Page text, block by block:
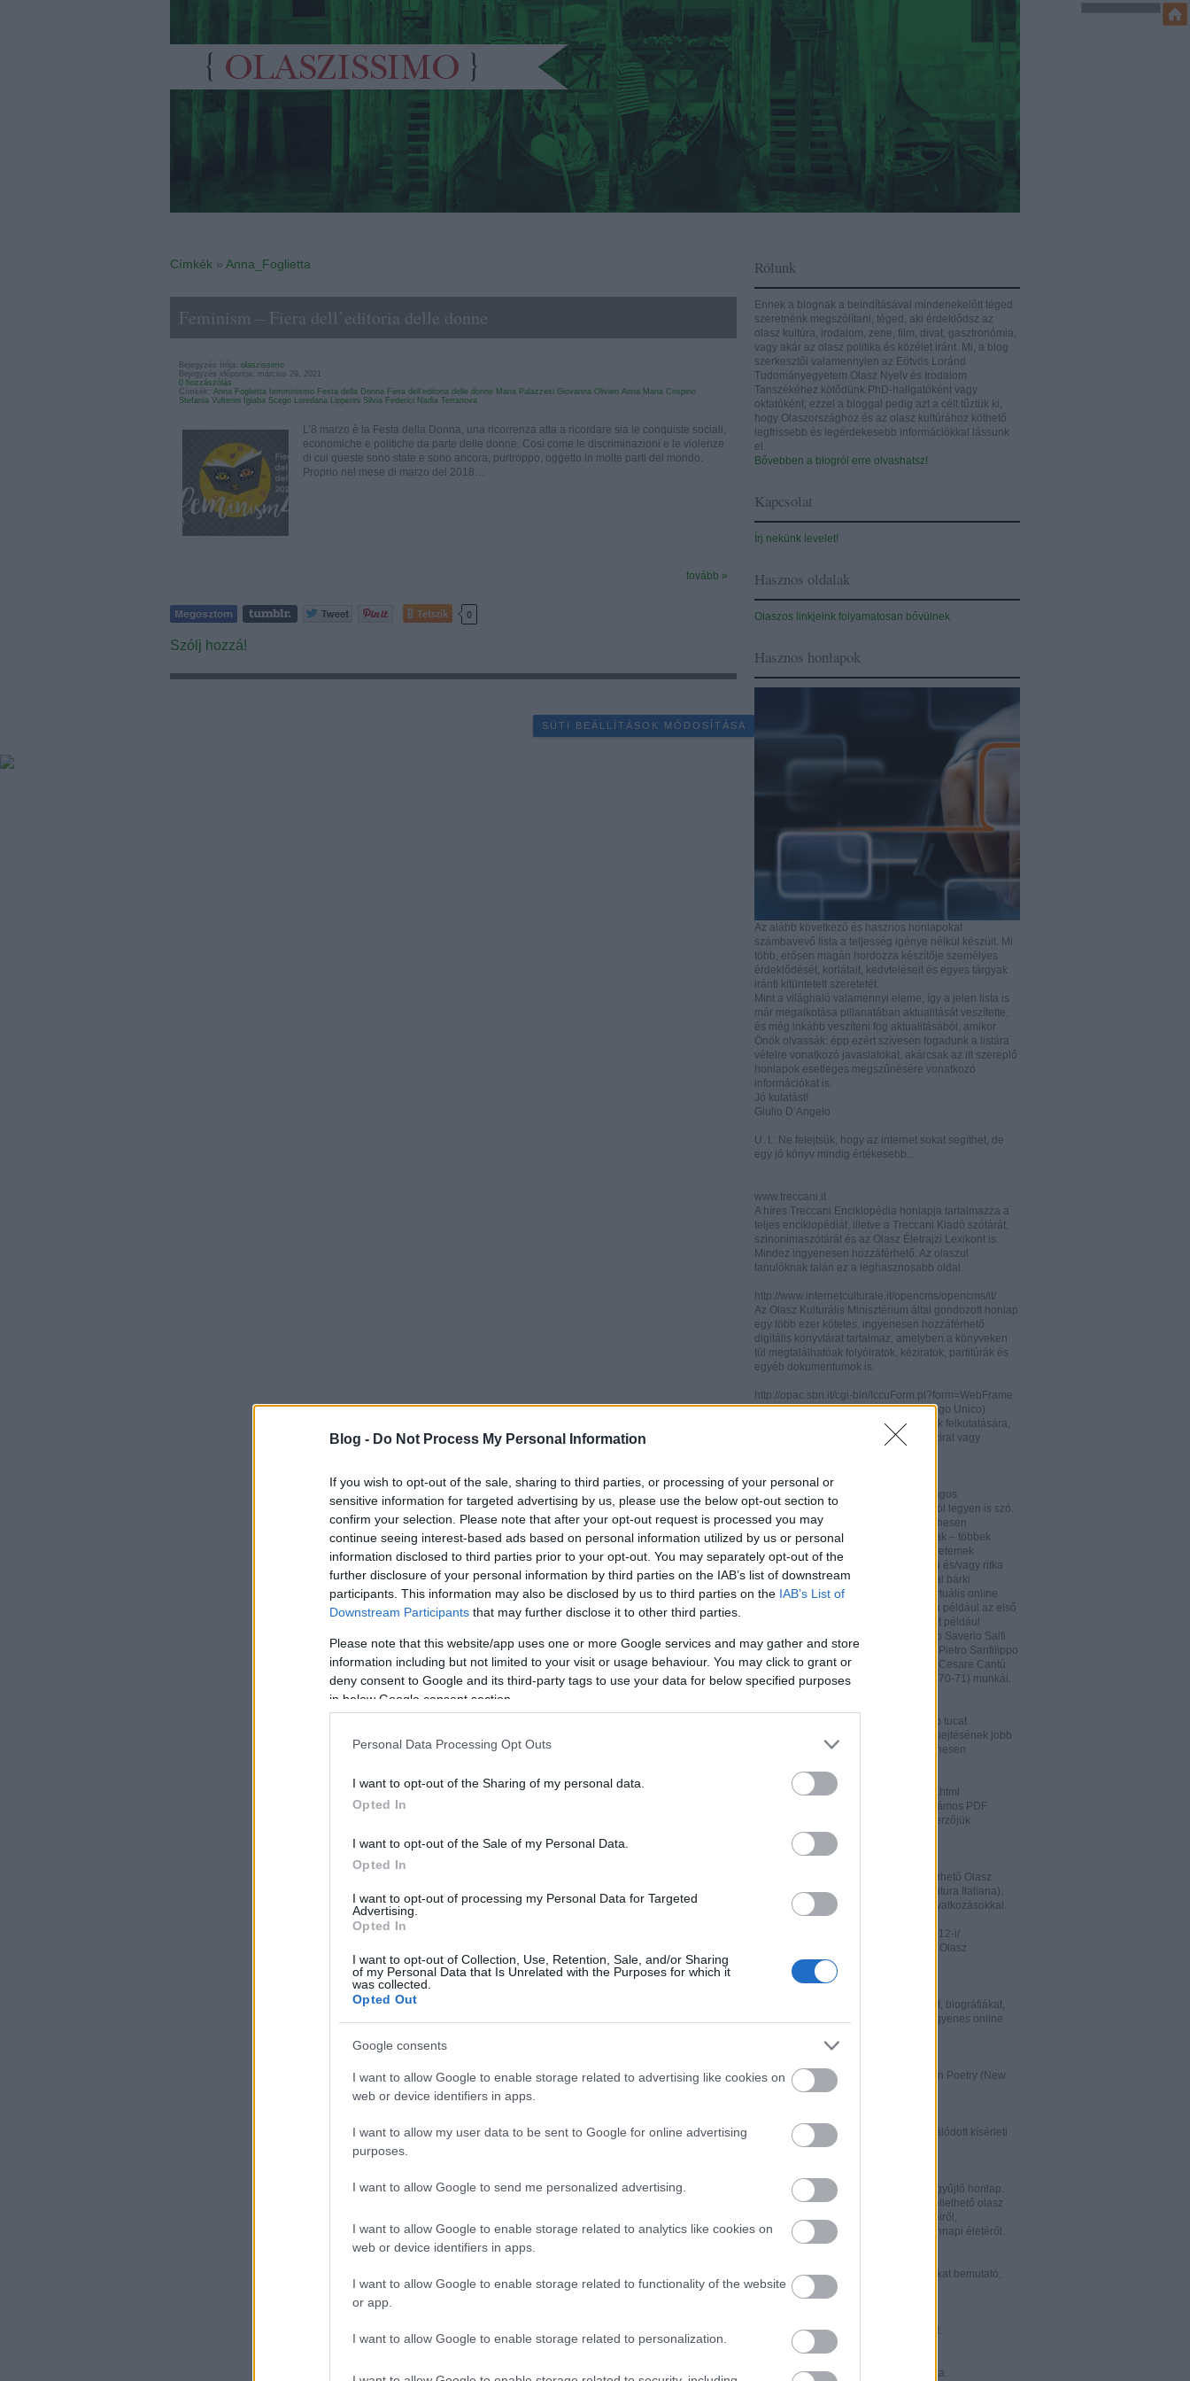
Blog - Do Not Process My Personal Information
If you wish to opt-out of the sale, sharing to third parties, or processing of your personal or
sensitive information for targeted advertising by us, please use the below opt-out section to
confirm your selection. Please note that after your opt-out request is processed you may
continue seeing interest-based ads based on personal information utilized by us or personal
information disclosed to third parties prior to your opt-out. You may separately opt-out of the
further disclosure of your personal information by third parties on the IAB’s list of downstream
participants. This information may also be disclosed by us to third parties on the IAB’s List of
Downstream Participants that may further disclose it to other third parties.
Please note that this website/app uses one or more Google services and may gather and store
information including but not limited to your visit or usage behaviour. You may click to grant or
deny consent to Google and its third-party tags to use your data for below specified purposes
in below Google consent section.
Personal Data Processing Opt Outs
I want to opt-out of the Sharing of my personal data.
Opted In
I want to opt-out of the Sale of my Personal Data.
Opted In
I want to opt-out of processing my Personal Data for Targeted
Advertising.
Opted In
I want to opt-out of Collection, Use, Retention, Sale, and/or Sharing
of my Personal Data that Is Unrelated with the Purposes for which it
was collected.
Opted Out
Google consents
I want to allow Google to enable storage related to advertising like cookies on
web or device identifiers in apps.
I want to allow my user data to be sent to Google for online advertising
purposes.
I want to allow Google to send me personalized advertising.
I want to allow Google to enable storage related to analytics like cookies on
web or device identifiers in apps.
I want to allow Google to enable storage related to functionality of the website
or app.
I want to allow Google to enable storage related to personalization.
Rólunk
Ennek a blognak a beindításával mindenekelőtt téged
szeretnénk megszólítani, téged, aki érdeklődsz az
olasz kultúra, irodalom, zene, film, divat, gasztronómia,
vagy akár az olasz politika és közélet iránt. Mi, a blog
szerkesztői valamennyien az Eötvös Loránd
Tudományegyetem Olasz Nyelv és Irodalom
Tanszékéhez kötődünk PhD-hallgatóként vagy
oktatóként, ezzel a bloggal pedig azt a célt tűztük ki,
hogy Olaszországhoz és az olasz kultúrához köthető
legfrissebb és legérdekesebb információkkal lássunk
el.
Bővebben a blogról erre olvashatsz!
Kapcsolat
Írj nekünk levelet!
Hasznos oldalak
Olaszos linkjeink folyamatosan bővülnek
Hasznos honlapok
Az alább következő és hasznos honlapokat
számbavevő lista a teljesség igénye nélkül készült. Mi
több, erősen magán hordozza készítője személyes
érdeklődését, korlátait, kedvteléseit és egyes tárgyak
iránti kitüntetett szeretetét.
Mint a világhaló valamennyi eleme, így a jelen lista is
már megalkotása pillanatában aktualitását veszítette,
és még inkább veszíteni fog aktualitásából, amikor
Önök olvassák: épp ezért szívesen fogadunk a listára
vételre vonatkozó javaslatokat, akárcsak az itt szereplő
honlapok esetleges megszűnésére vonatkozó
információkat is.
Jó kutatást!
Giulio D’Angelo
U. I.: Ne felejtsük, hogy az internet sokat segíthet, de
egy jó könyv mindig értékesebb...
www.treccani.it
A híres Treccani Enciklopédia honlapja tartalmazza a
teljes enciklopédiát, illetve a Treccani Kiadó szótárát,
szinonimaszótárát és az Olasz Életrajzi Lexikont is.
Mindez ingyenesen hozzáférhető. Az olaszul
tanulóknak talán ez a leghasznosabb oldal.
http://www.internetculturale.it/opencms/opencms/it/
Az Olasz Kulturális Minisztérium által gondozott honlap
egy több ezer kötetes, ingyenesen hozzáférhető
digitális könyvtárat tartalmaz, amelyben a könyveken
túl megtalálhatóak folyóiratok, kéziratok, partitúrák és
egyéb dokumentumok is.
http://opac.sbn.it/cgi-bin/IccuForm.pl?form=WebFrame
Az ICCU (Istituto Centrale per il Catalogo Unico)
keresőrendszere. Hasznos lehet annak felkutatására,
hogy hol lelhető fel egy-egy könyv, kézirat vagy
http://books.google.it/
A könyveknek és folyóiratoknak valóságos
kincseskamrája ez, bármelyik századról legyen is szó.
Ezen az oldalon olvashatóak és ingyenesen
letölthetőek minden nemzetiségű írónak – többek
között olaszoknak is – az amerikai egyetemek
könyvtáraiban digitalizált, első kiadású és/vagy ritka
könyvei. Egy Google vagy Gmail fiókkal bárki
létrehozhatja és megőrizheti a saját virtuális online
könyvtárát. A honlapon megtalálhatóak például az első
olasz irodalomtörténeti munkák is, mint például
Girolamo Tiraboschi (1825), Francesco Saverio Salfi
(1834), Giuseppe Maffei (1852-1853), Pietro Sanfilippo
(1859), Paolo Emiliani-Giudici (1863), Cesare Cantù
(1865) vagy Francesco De Sanctis (1870-71) munkái.
2.495 e-könyv, 6.320 zenei darab, több tucat
hangoskönyv segíthet az olasz nyelv kiejtésének jobb
elsajátításában. Valamennyi file ingyenesen
http://www.letteraturaitaliana.net/index.html
Az előzőhöz nagyon hasonló oldal, számos PDF
formátumú olasz irodalmi művel és szerzőjük
életrajzával gazdagítva.
Antonio Piromalli ingyenesen hozzáférhető Olasz
irodalomtörténet-e (Storia della Letteratura Italiana),
digitális keresőprogrammal és hiperhivatkozásokkal.
http://www3.unibo.it/boll900/numeri/2012-i/
«Bollettino '900». A Bolognai Egyetem Olasz
Tanszékének online folyóirata.
Régi és kortárs olasz irodalmi műveket, biográfiákat,
szerzőket és recenziókat bemutató, ingyenes online
Gradiva - International Journal of Italian Poetry (New
York - Roma)
Az iskolai irodalomoktatásra specializálódott kísérleti
folyóirat.
A világ italianisztikai folyóiratait egybegyűjtő honlap.
Számos információt kínál a világban fellelhető olasz
tanszékek folyóiratairól, kiadott könyveiről,
publikációiról, ösztöndíjairól és mindennapi életéről.
Régi és ritka történelmi dokumentumokat bemutató,
érdekes és könnyen átlátható honlap.
Irodalmi és egyéb témákat kínáló oldal.
A rangos olasz folyóirat online változata.
Címkék » Anna_Foglietta
Feminism – Fiera dell’editoria delle donne
Bejegyzés írója: olaszissimo
Bejegyzés időpontja: március 29, 2021
0 hozzászólás
Címkék: Anna Foglietta femminismo Festa della Donna Fiera dell’editoria delle donne Maria Palazzesi Giovanna Olivieri Anna Maria Crispino
Stefania Vulterini Igiaba Scego Loredana Lipperini Silvia Federici Nadia Terranova
L’8 marzo è la Festa della Donna, una ricorrenza atta a ricordare sia le conquiste sociali,
economiche e politiche da parte delle donne. Così come le discriminazioni e le violenze
di cui queste sono state e sono ancora, purtroppo, oggetto in molte parti del mondo.
Proprio nel mese di marzo del 2018…
tovább »
Tetszik 0
Szólj hozzá!
SÜTI BEÁLLÍTÁSOK MÓDOSÍTÁSA